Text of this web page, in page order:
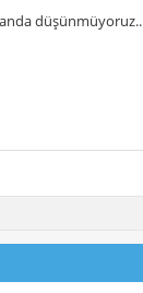
düşünmüyoruz..